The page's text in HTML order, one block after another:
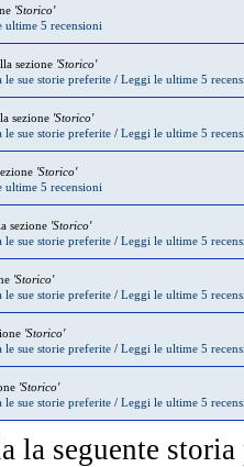
'Storico'
ultime 5 recensioni
sezione 'Storico'
le sue storie preferite/ Leggi le ultime 5
sezione 'Storico'
le sue storie preferite/ Leggi le ultime 5
'Storico'
ultime 5 recensioni
sezione 'Storico'
le sue storie preferite/ Leggi le ultime 5
'Storico'
le sue storie preferite/ Leggi le ultime 5
'Storico'
le sue storie preferite/ Leggi le ultime 5
'Storico'
le sue storie preferite/ Leggi le ultime 5
la seguente